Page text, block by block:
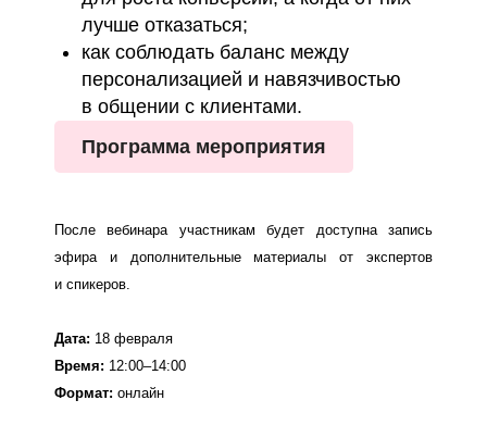
лучше отказаться;
как соблюдать баланс между
персонализацией и навязчивостью
в общении с клиентами.
Программа мероприятия
После вебинара участникам будет доступна запись
эфира и дополнительные материалы от экспертов
и спикеров.
Дата: 18 февраля
Время: 12:00–14:00
Формат: онлайн